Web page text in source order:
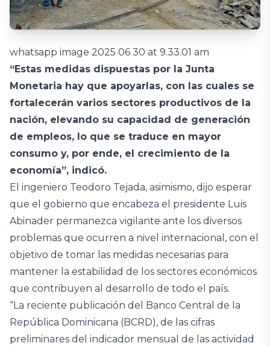
whatsapp image 2025 06 30 at 9.33.01 am
“Estas medidas dispuestas por la Junta
Monetaria hay que apoyarlas, con las cuales se
fortalecerán varios sectores productivos de la
nación, elevando su capacidad de generación
de empleos, lo que se traduce en mayor
consumo y, por ende, el crecimiento de la
economía”, indicó.
El ingeniero Teodoro Tejada, asimismo, dijo esperar
que el gobierno que encabeza el presidente Luis
Abinader permanezca vigilante ante los diversos
problemas que ocurren a nivel internacional, con el
objetivo de tomar las medidas necesarias para
mantener la estabilidad de los sectores económicos
que contribuyen al desarrollo de todo el país.
“La reciente publicación del Banco Central de la
República Dominicana (BCRD), de las cifras
preliminares del indicador mensual de las actividad